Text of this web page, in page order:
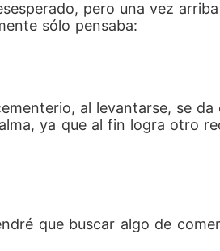
pero una vez
sólo pensaba:
al levantarse, se da
ya que al fin logra otro
que buscar algo de